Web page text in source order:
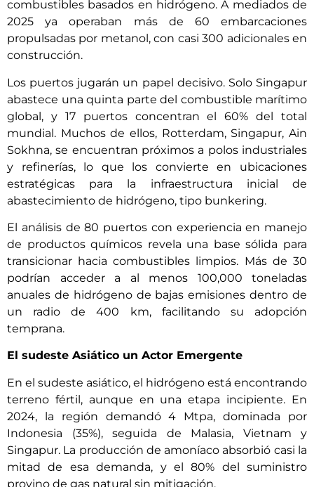
combustibles basados en hidrógeno. A mediados de
2025 ya operaban más de 60 embarcaciones
propulsadas por metanol, con casi 300 adicionales en
construcción.
Los puertos jugarán un papel decisivo. Solo Singapur
abastece una quinta parte del combustible marítimo
global, y 17 puertos concentran el 60% del total
mundial. Muchos de ellos, Rotterdam, Singapur, Ain
Sokhna, se encuentran próximos a polos industriales
y refinerías, lo que los convierte en ubicaciones
estratégicas para la infraestructura inicial de
abastecimiento de hidrógeno, tipo bunkering.
El análisis de 80 puertos con experiencia en manejo
de productos químicos revela una base sólida para
transicionar hacia combustibles limpios. Más de 30
podrían acceder a al menos 100,000 toneladas
anuales de hidrógeno de bajas emisiones dentro de
un radio de 400 km, facilitando su adopción
temprana.
El sudeste Asiático un Actor Emergente
En el sudeste asiático, el hidrógeno está encontrando
terreno fértil, aunque en una etapa incipiente. En
2024, la región demandó 4 Mtpa, dominada por
Indonesia (35%), seguida de Malasia, Vietnam y
Singapur. La producción de amoníaco absorbió casi la
mitad de esa demanda, y el 80% del suministro
provino de gas natural sin mitigación.